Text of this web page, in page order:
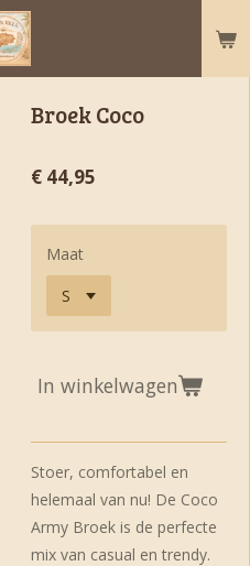
Broek Coco
€ 44,95
Maat
In winkelwagen
Stoer, comfortabel en
helemaal van nu! De Coco
Army Broek is de perfecte
mix van casual en trendy.